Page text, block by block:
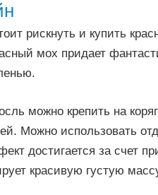
рискнуть и купить
мох придает
можно крепить на
Можно использовать
достигается за счет
красивую густую